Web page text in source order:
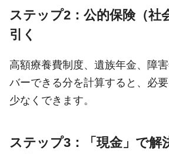
ステップ2：公的保険（社
引く
高額療養費制度、遺族年金、障
バーできる分を計算すると、必
少なくできます。
ステップ3：「現金」で解